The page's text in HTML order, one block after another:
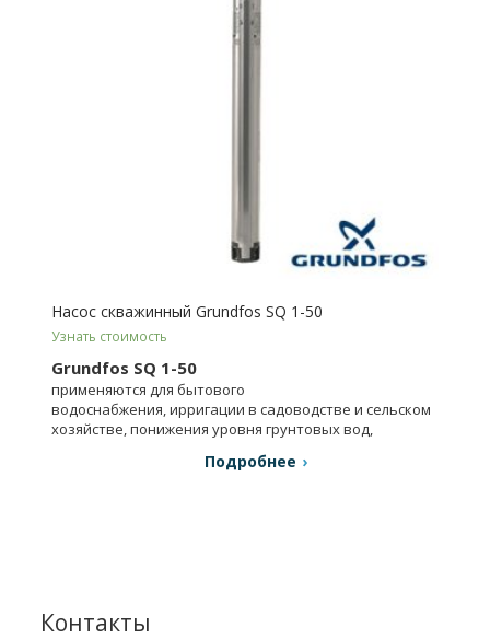
Насос скважинный Grundfos SQ 1-50
Узнать стоимость
Grundfos SQ 1-50
применяются для бытового
водоснабжения, ирригации в садоводстве и сельском
хозяйстве, понижения уровня грунтовых вод,
Подробнее
Контакты